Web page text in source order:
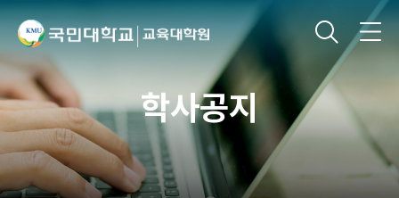
학사공지